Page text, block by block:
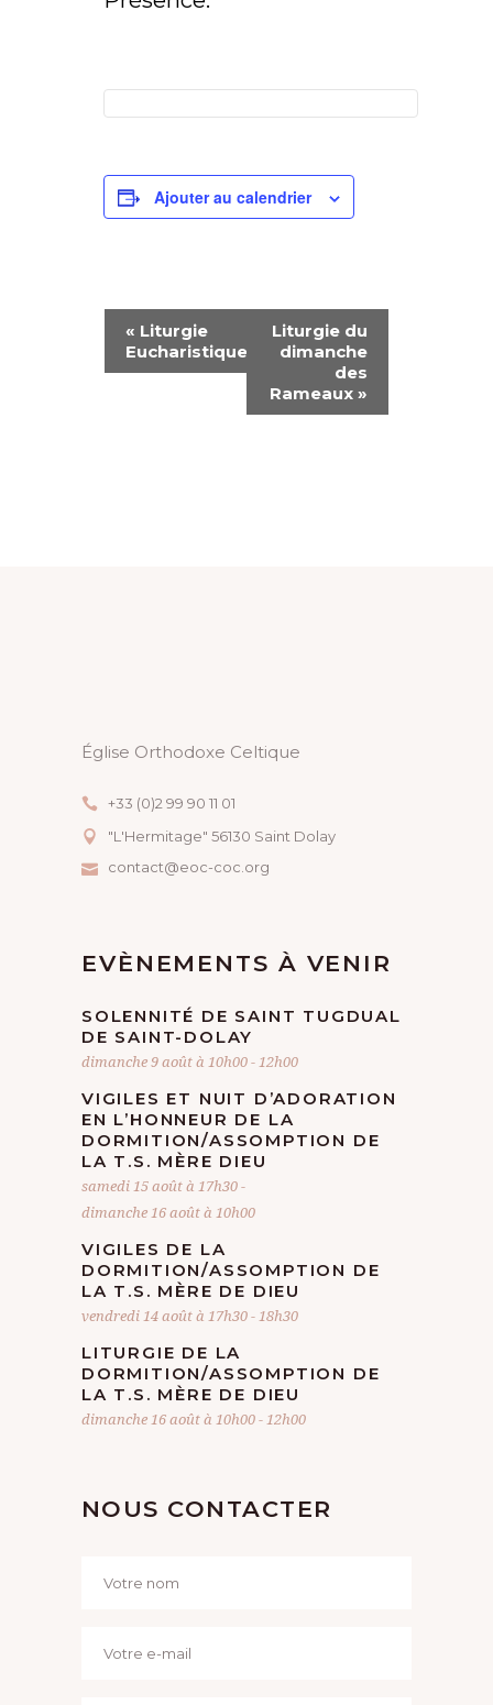
Ajouter au calendrier
N
A
N
É
V
N
E
M
E
N
T
« Liturgie
Eucharistique
Liturgie du
dimanche
des
Rameaux »
Église Orthodoxe Celtique
+33 (0)2 99 90 11 01
"L'Hermitage" 56130 Saint Dolay
contact@eoc-coc.org
EVÈNEMENTS À VENIR
SOLENNITÉ DE SAINT TUGDUAL
DE SAINT-DOLAY
dimanche 9 août à 10h00-12h00
VIGILES ET NUIT D’ADORATION
EN L’HONNEUR DE LA
DORMITION/ASSOMPTION DE
LA T.S. MÈRE DIEU
samedi 15 août à 17h30-
dimanche 16 août à 10h00
VIGILES DE LA
DORMITION/ASSOMPTION DE
LA T.S. MÈRE DE DIEU
vendredi 14 août à 17h30-18h30
LITURGIE DE LA
DORMITION/ASSOMPTION DE
LA T.S. MÈRE DE DIEU
dimanche 16 août à 10h00-12h00
NOUS CONTACTER